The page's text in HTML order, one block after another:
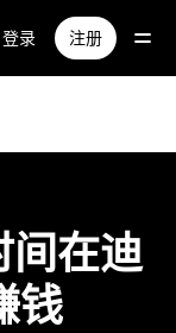
登录 注册
间在迪
钱